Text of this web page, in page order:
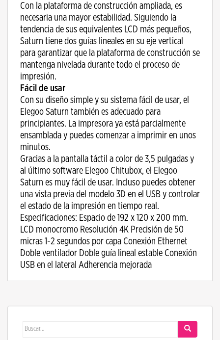
Con la plataforma de construcción ampliada, es
necesaria una mayor estabilidad. Siguiendo la
tendencia de sus equivalentes LCD más pequeños,
Saturn tiene dos guías lineales en su eje vertical
para garantizar que la plataforma de construcción se
mantenga nivelada durante todo el proceso de
impresión.
Fácil de usar
Con su diseño simple y su sistema fácil de usar, el
Elegoo Saturn también es adecuado para
principiantes. La impresora ya está parcialmente
ensamblada y puedes comenzar a imprimir en unos
minutos.
Gracias a la pantalla táctil a color de 3,5 pulgadas y
al último software Elegoo Chitubox, el Elegoo
Saturn es muy fácil de usar. Incluso puedes obtener
una vista previa del modelo 3D en el USB y controlar
el estado de la impresión en tiempo real.
Especificaciones: Espacio de 192 x 120 x 200 mm.
LCD monocromo Resolución 4K Precisión de 50
micras 1-2 segundos por capa Conexión Ethernet
Doble ventilador Doble guía lineal estable Conexión
USB en el lateral Adherencia mejorada
Buscar: